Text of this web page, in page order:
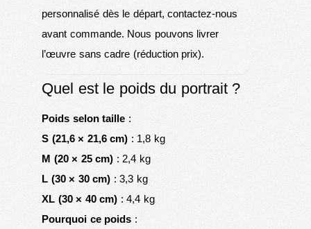
personnalisé dès le départ, contactez-nous
avant commande. Nous pouvons livrer
l’œuvre sans cadre (réduction prix).
Quel est le poids du portrait ?
Poids selon taille :
S (21,6 × 21,6 cm) : 1,8 kg
M (20 × 25 cm) : 2,4 kg
L (30 × 30 cm) : 3,3 kg
XL (30 × 40 cm) : 4,4 kg
Pourquoi ce poids :